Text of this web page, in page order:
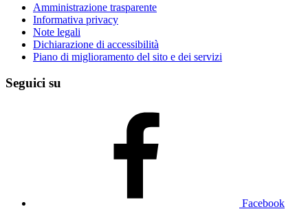
Amministrazione trasparente
Informativa privacy
Note legali
Dichiarazione di accessibilità
Piano di miglioramento del sito e dei servizi
Seguici su
Facebook